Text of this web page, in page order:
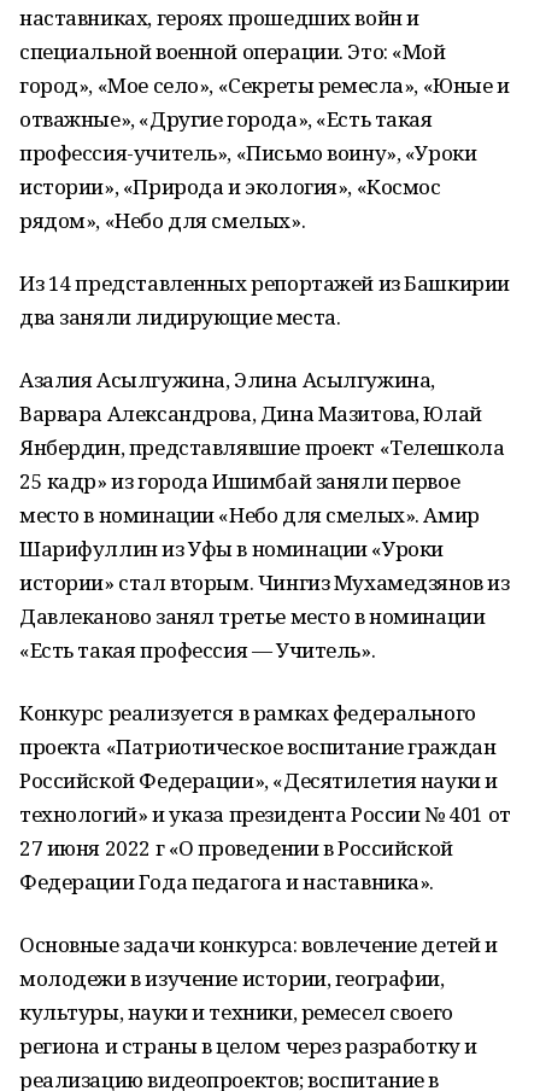
наставниках, героях прошедших войн и
специальной военной операции. Это: «Мой
город», «Мое село», «Секреты ремесла», «Юные и
отважные», «Другие города», «Есть такая
профессия-учитель», «Письмо воину», «Уроки
истории», «Природа и экология», «Космос
рядом», «Небо для смелых».
Из 14 представленных репортажей из Башкирии
два заняли лидирующие места.
Азалия Асылгужина, Элина Асылгужина,
Варвара Александрова, Дина Мазитова, Юлай
Янбердин, представлявшие проект «Телешкола
25 кадр» из города Ишимбай заняли первое
место в номинации «Небо для смелых». Амир
Шарифуллин из Уфы в номинации «Уроки
истории» стал вторым. Чингиз Мухамедзянов из
Давлеканово занял третье место в номинации
«Есть такая профессия — Учитель».
Конкурс реализуется в рамках федерального
проекта «Патриотическое воспитание граждан
Российской Федерации», «Десятилетия науки и
технологий» и указа президента России № 401 от
27 июня 2022 г «О проведении в Российской
Федерации Года педагога и наставника».
Основные задачи конкурса: вовлечение детей и
молодежи в изучение истории, географии,
культуры, науки и техники, ремесел своего
региона и страны в целом через разработку и
реализацию видеопроектов; воспитание в